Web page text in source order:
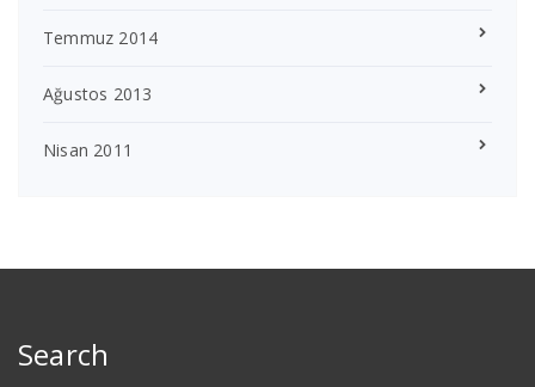
Temmuz 2014
Ağustos 2013
Nisan 2011
Search